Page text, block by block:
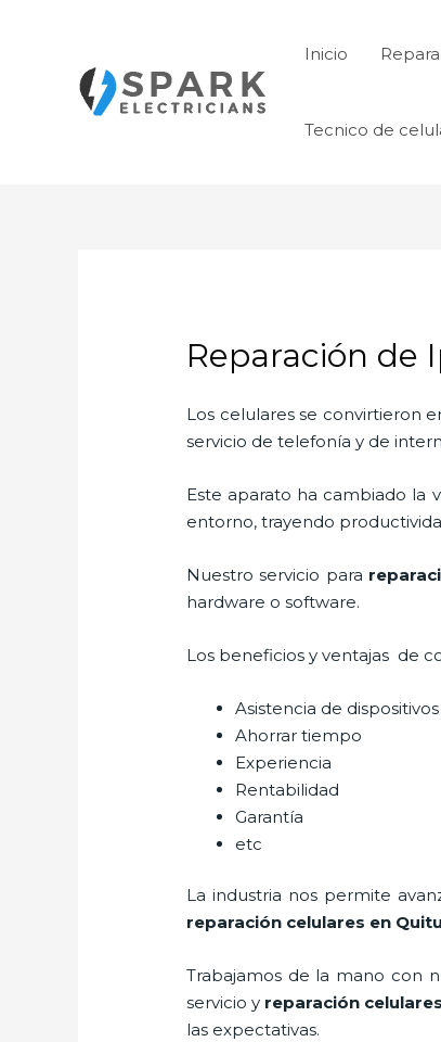
Inicio
Tecnico de
Reparación de
Los celulares se convirtieron
servicio de telefonía y de
Este aparato ha cambiado la
entorno, trayendo
Nuestro servicio para
hardware o software.
Los beneficios y ventajas de
Asistencia de
Ahorrar tiempo
Experiencia
Rentabilidad
Garantía
etc
La industria nos permite
reparación celulares en
Trabajamos de la mano con
servicio y reparación celulares
las expectativas.